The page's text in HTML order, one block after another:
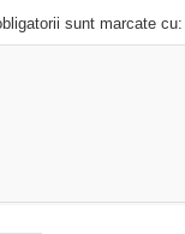
sunt marcate cu: